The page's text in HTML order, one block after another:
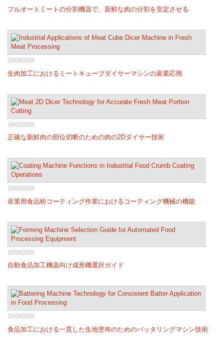
フルオートミートの分割機器で、新鮮な肉の分割を安定させる
23/03/2026
生肉加工におけるミートキューブダイサーマシンの産業応用
18/03/2026
正確な新鮮肉の部位切断のための肉の2Dダイサー技術
16/03/2026
産業用食品粉コーティング作業におけるコーティング機械の機能
13/03/2026
自動食品加工機器向け成形機選択ガイド
12/03/2026
食品加工における一貫した生地塗布のためのバッタリングマシン技術